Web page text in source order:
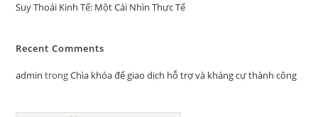
Suy Thoái Kinh Tế: Một Cái Nhìn Thực Tế
Recent Comments
admin trongChìa khóa để giao dịch hỗ trợ và kháng cự thành công